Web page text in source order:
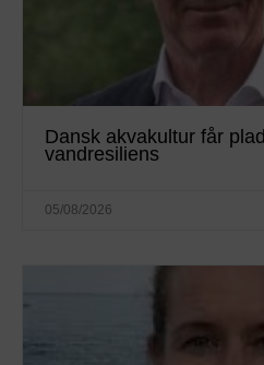
Dansk akvakultur får
vandresiliens
05/08/2026